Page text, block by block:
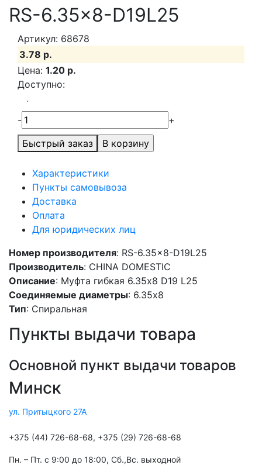
RS-6.35x8-D19L25
Артикул: 68678
3.78 р.
Цена: 1.20 р.
Доступно:
.
-
+
Быстрый заказ
Характеристики
Пункты самовывоза
Доставка
Оплата
Для юридических лиц
Номер производителя: RS-6.35x8-D19L25
Производитель: CHINA DOMESTIC
Описание: Муфта гибкая 6.35x8 D19 L25
Соединяемые диаметры: 6.35x8
Тип: Спиральная
Пункты выдачи товара
Основной пункт выдачи товаров
Минск
ул. Притыцкого 27А
+375 (44) 726-68-68, +375 (29) 726-68-68
Пн. – Пт. с 9:00 до 18:00, Cб.,Вс. выходной